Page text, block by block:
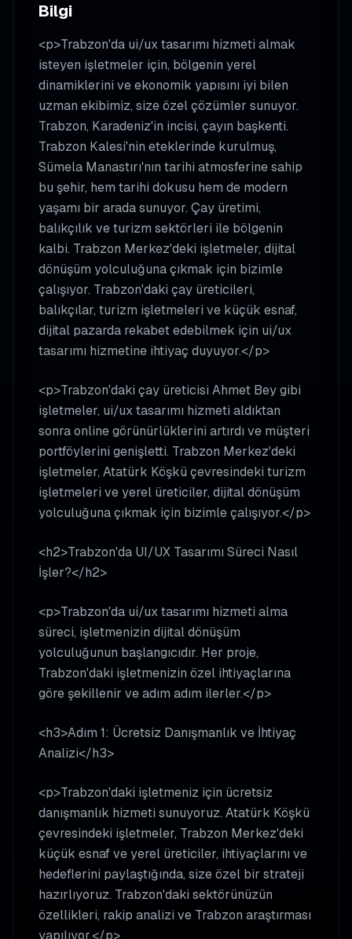
Bilgi
<p>Trabzon'da ui/ux tasarımı hizmeti almak
isteyen işletmeler için, bölgenin yerel
dinamiklerini ve ekonomik yapısını iyi bilen
uzman ekibimiz, size özel çözümler sunuyor.
Trabzon, Karadeniz'in incisi, çayın başkenti.
Trabzon Kalesi'nin eteklerinde kurulmuş,
Sümela Manastırı'nın tarihi atmosferine sahip
bu şehir, hem tarihi dokusu hem de modern
yaşamı bir arada sunuyor. Çay üretimi,
balıkçılık ve turizm sektörleri ile bölgenin
kalbi. Trabzon Merkez'deki işletmeler, dijital
dönüşüm yolculuğuna çıkmak için bizimle
çalışıyor. Trabzon'daki çay üreticileri,
balıkçılar, turizm işletmeleri ve küçük esnaf,
dijital pazarda rekabet edebilmek için ui/ux
tasarımı hizmetine ihtiyaç duyuyor.</p>
<p>Trabzon'daki çay üreticisi Ahmet Bey gibi
işletmeler, ui/ux tasarımı hizmeti aldıktan
sonra online görünürlüklerini artırdı ve müşteri
portföylerini genişletti. Trabzon Merkez'deki
işletmeler, Atatürk Köşkü çevresindeki turizm
işletmeleri ve yerel üreticiler, dijital dönüşüm
yolculuğuna çıkmak için bizimle çalışıyor.</p>
<h2>Trabzon'da UI/UX Tasarımı Süreci Nasıl
İşler?</h2>
<p>Trabzon'da ui/ux tasarımı hizmeti alma
süreci, işletmenizin dijital dönüşüm
yolculuğunun başlangıcıdır. Her proje,
Trabzon'daki işletmenizin özel ihtiyaçlarına
göre şekillenir ve adım adım ilerler.</p>
<h3>Adım 1: Ücretsiz Danışmanlık ve İhtiyaç
Analizi</h3>
<p>Trabzon'daki işletmeniz için ücretsiz
danışmanlık hizmeti sunuyoruz. Atatürk Köşkü
çevresindeki işletmeler, Trabzon Merkez'deki
küçük esnaf ve yerel üreticiler, ihtiyaçlarını ve
hedeflerini paylaştığında, size özel bir strateji
hazırlıyoruz. Trabzon'daki sektörünüzün
özellikleri, rakip analizi ve Trabzon araştırması
yapılıyor.</p>